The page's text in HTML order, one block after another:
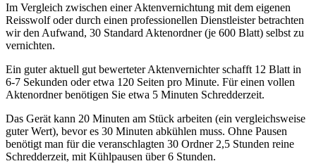
Im Vergleich zwischen einer Aktenvernichtung mit dem eigenen
Reisswolf oder durch einen professionellen Dienstleister betrachten
wir den Aufwand, 30 Standard Aktenordner (je 600 Blatt) selbst zu
vernichten.
Ein guter aktuell gut bewerteter Aktenvernichter schafft 12 Blatt in
6-7 Sekunden oder etwa 120 Seiten pro Minute. Für einen vollen
Aktenordner benötigen Sie etwa 5 Minuten Schredderzeit.
Das Gerät kann 20 Minuten am Stück arbeiten (ein vergleichsweise
guter Wert), bevor es 30 Minuten abkühlen muss. Ohne Pausen
benötigt man für die veranschlagten 30 Ordner 2,5 Stunden reine
Schredderzeit, mit Kühlpausen über 6 Stunden.